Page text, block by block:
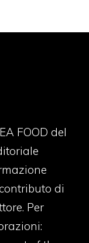
FOOD del
di
Per